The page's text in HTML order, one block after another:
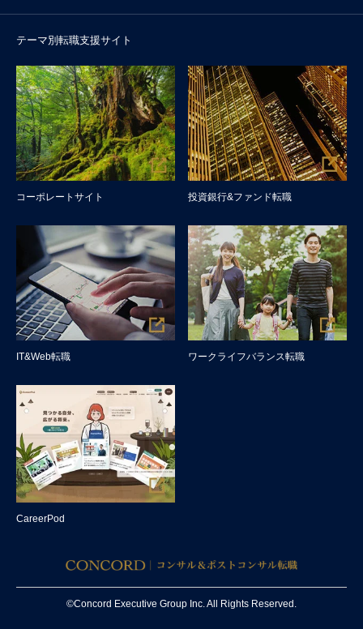
テーマ別転職支援サイト
コーポレートサイト 投資銀行&ファンド転職
IT&Web転職 ワークライフバランス転職
CareerPod
©Concord Executive Group Inc. All Rights Reserved.